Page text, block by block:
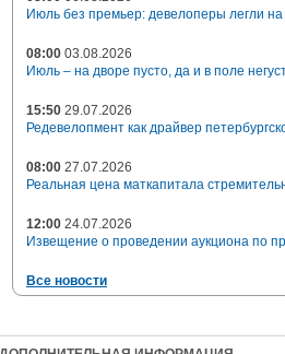
Июль без премьер: девелоперы легли
08:00 03.08.2026
Июль – на дворе пусто, да и в поле
15:50 29.07.2026
Редевелопмент как драйвер
08:00 27.07.2026
Реальная цена маткапитала
12:00 24.07.2026
Извещение о проведении аукциона по
Все новости